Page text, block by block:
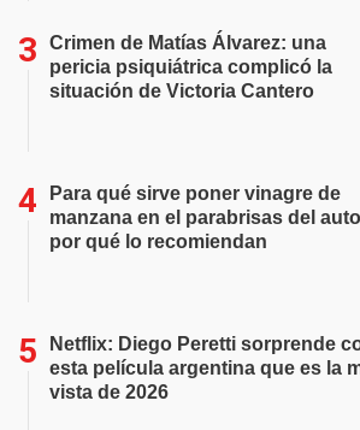
Crimen de Matías Álvarez: una
pericia psiquiátrica complicó la
situación de Victoria Cantero
Para qué sirve poner vinagre de
manzana en el parabrisas del
por qué lo recomiendan
Netflix: Diego Peretti sorprende
esta película argentina que es la
vista de 2026